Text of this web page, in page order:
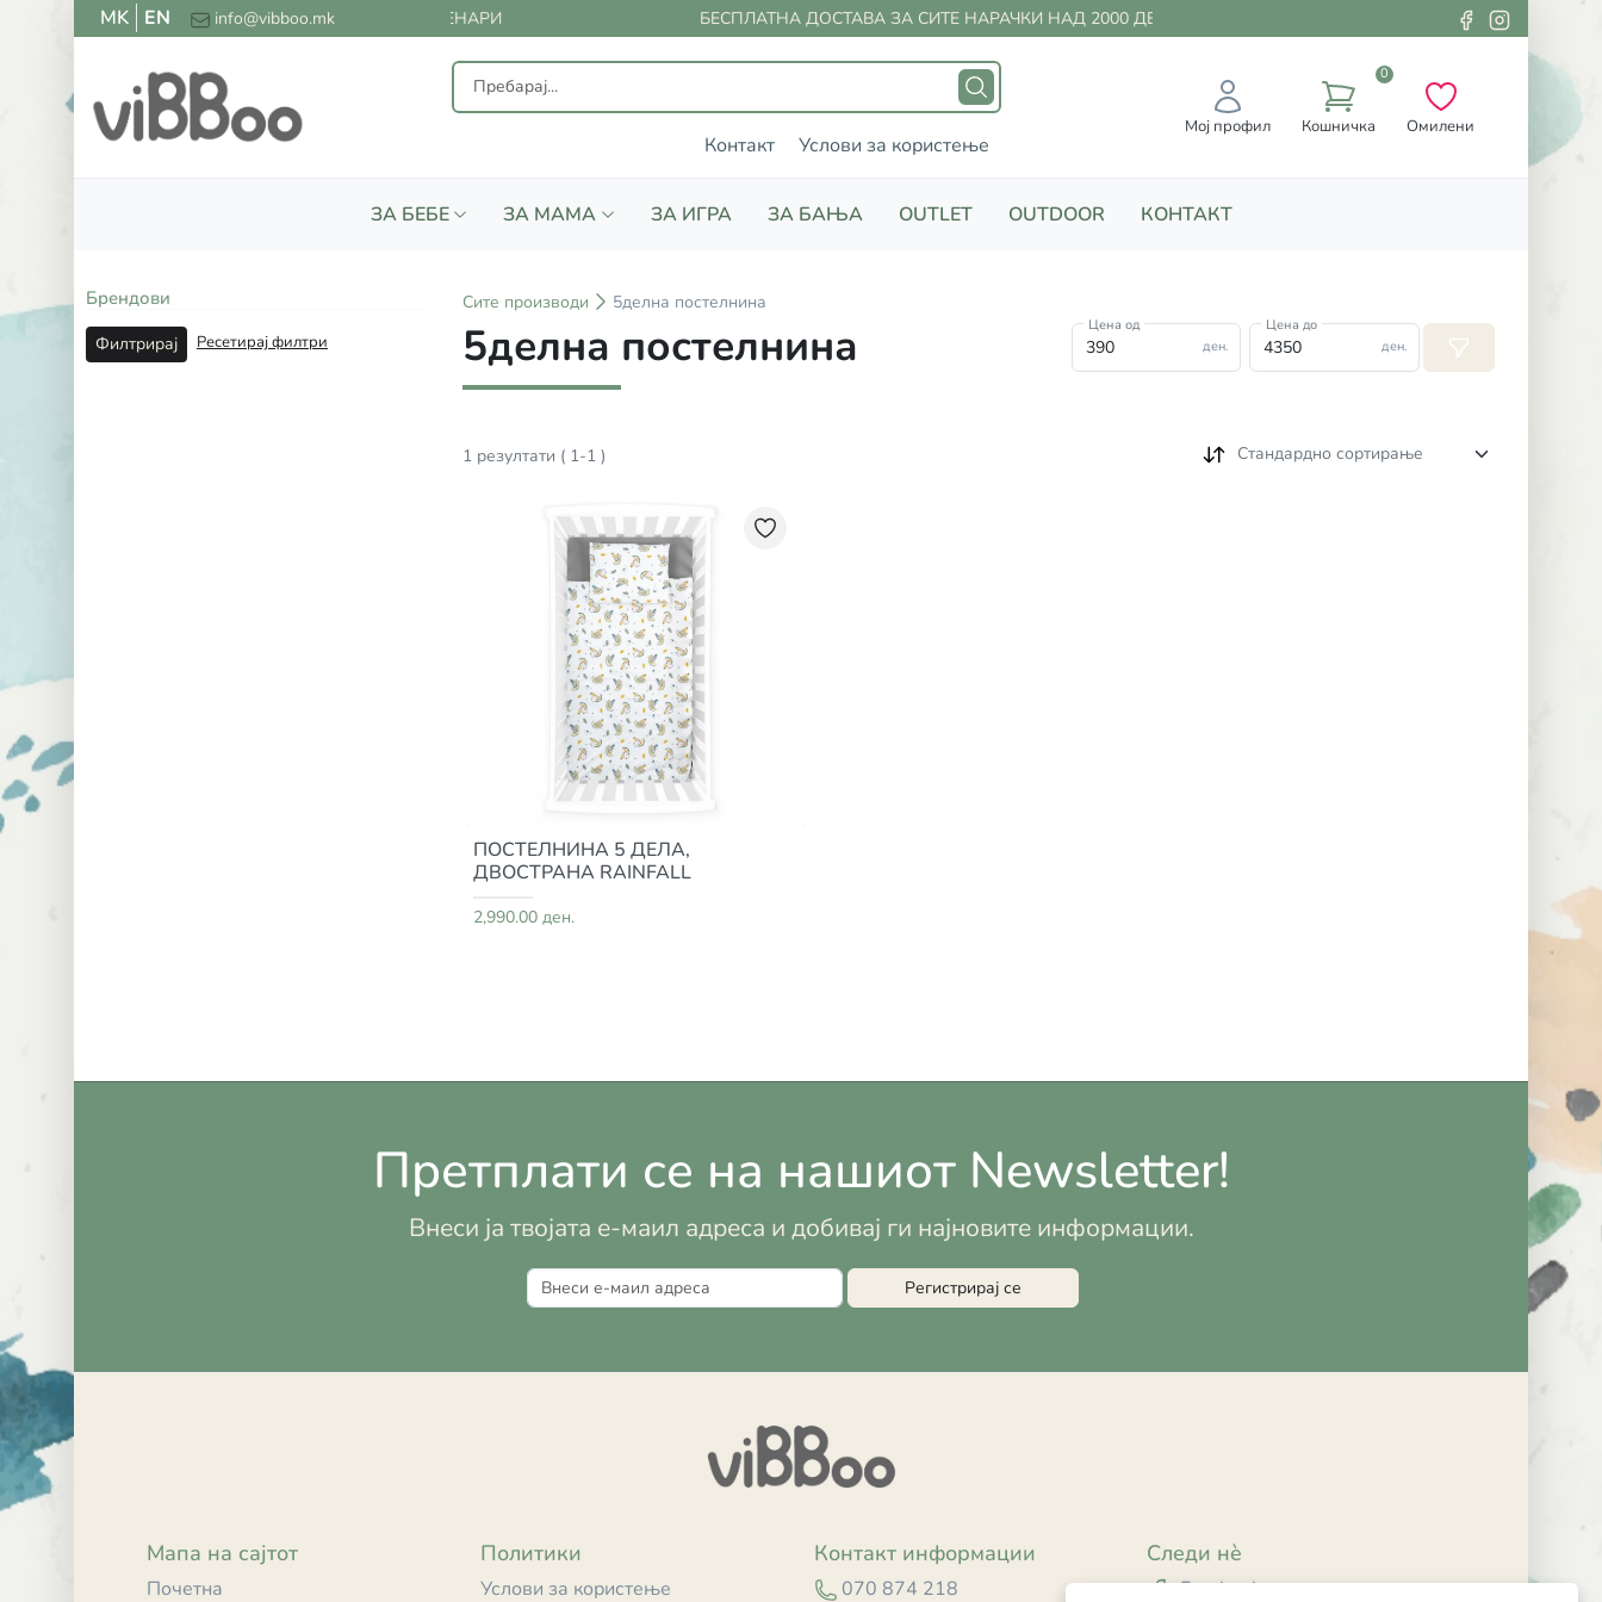
MK EN info@vibboo.mk
ДОСТАВА ЗА СИТЕ НАРАЧКИ НАД 2000 ДЕНАРИ БЕСПЛАТНА ДОСТАВА ЗА СИТЕ НАРАЧКИ НАД 2000 ДЕНАРИ
Контакт Услови за користење
Мој профил
0
Кошничка Омилени
ЗА БЕБЕ ЗА МАМА ЗА ИГРА ЗА БАЊА OUTLET OUTDOOR КОНТАКТ
Брендови
Филтрирај Ресетирај филтри
Сите производи 5делна постелнина
5делна постелнина ден.
Цена од
ден.
Цена до
1 резултати ( 1-1 ) Стандардно сортирање
ПОСТЕЛНИНА 5 ДЕЛА,
ДВОСТРАНА RAINFALL
2,990.00 ден.
Претплати се на нашиот Newsletter!
Внеси ја твојата е-маил адреса и добивај ги најновите информации.
Регистрирај се
Мапа на сајтот
Почетна
Политики
Услови за користење
Контакт информации
070 874 218
Следи нè
Facebook